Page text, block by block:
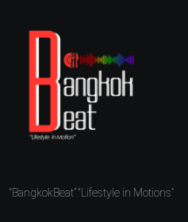
“BangkokBeat” “Lifestyle in Motions”